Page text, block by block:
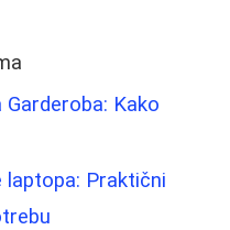
Kako
Praktični